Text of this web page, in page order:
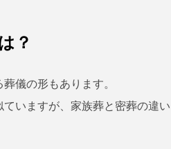
？
儀の形もあります。
いますが、家族葬と密葬の違い